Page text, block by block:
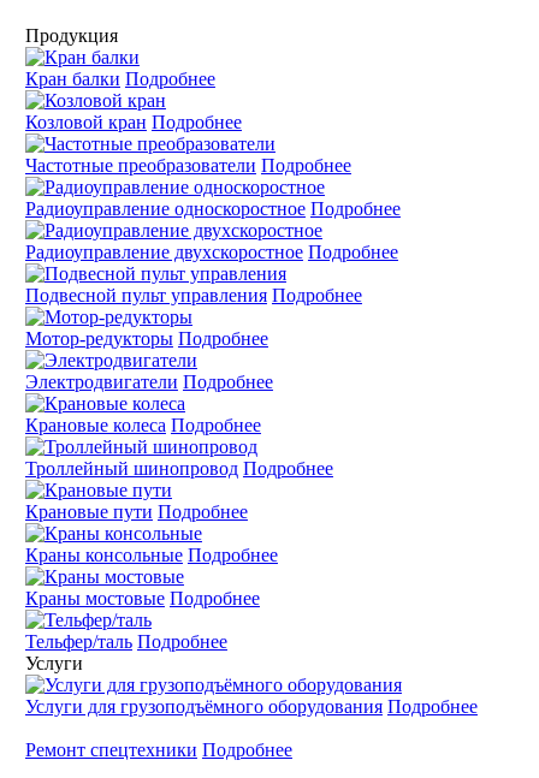
Продукция
Кран балки Подробнее
Козловой кран Подробнее
Частотные преобразователи Подробнее
Радиоуправление односкоростное Подробнее
Радиоуправление двухскоростное Подробнее
Подвесной пульт управления Подробнее
Мотор-редукторы Подробнее
Электродвигатели Подробнее
Крановые колеса Подробнее
Троллейный шинопровод Подробнее
Крановые пути Подробнее
Краны консольные Подробнее
Краны мостовые Подробнее
Тельфер/таль Подробнее
Услуги
Услуги для грузоподъёмного оборудования Подробнее
Ремонт спецтехники Подробнее